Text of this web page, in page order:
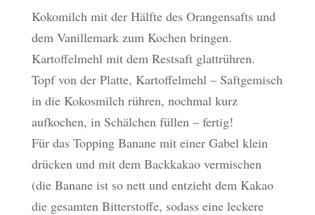
Kokomilch mit der Hälfte des Orangensafts und
dem Vanillemark zum Kochen bringen.
Kartoffelmehl mit dem Restsaft glattrühren.
Topf von der Platte, Kartoffelmehl – Saftgemisch
in die Kokosmilch rühren, nochmal kurz
aufkochen, in Schälchen füllen – fertig!
Für das Topping Banane mit einer Gabel klein
drücken und mit dem Backkakao vermischen
(die Banane ist so nett und entzieht dem Kakao
die gesamten Bitterstoffe, sodass eine leckere